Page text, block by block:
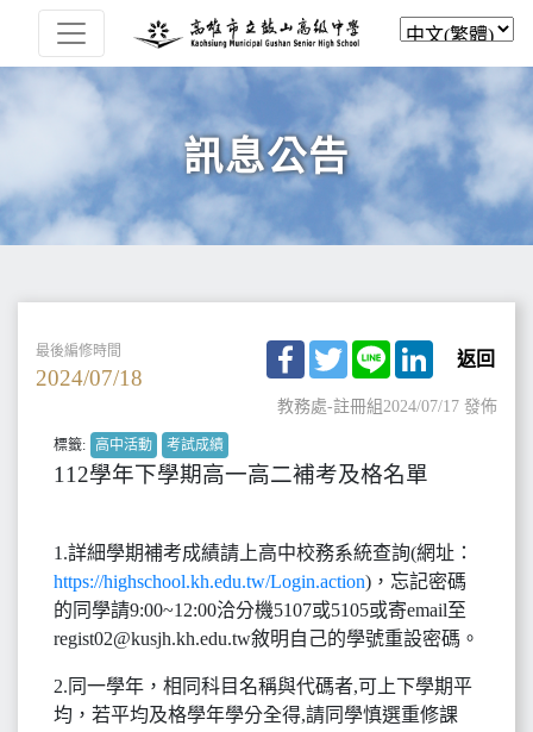
訊息公告
最後編修時間
2024/07/18
Facebook
TwitterLine LinkedIn
返回
教務處-註冊組2024/07/17 發佈
標籤: 高中活動 考試成績
112學年下學期高一高二補考及格名單
1.詳細學期補考成績請上高中校務系統查詢(網址：
https://highschool.kh.edu.tw/Login.action)，忘記密碼
的同學請9:00~12:00洽分機5107或5105或寄email至
regist02@kusjh.kh.edu.tw敘明自己的學號重設密碼。
2.同一學年，相同科目名稱與代碼者,可上下學期平
均，若平均及格學年學分全得,請同學慎選重修課